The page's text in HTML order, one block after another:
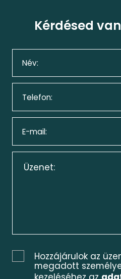
Kérdésed
Hozzájárulok az
megadott